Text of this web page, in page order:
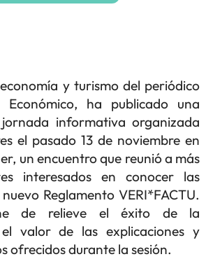
y turismo del periódico
ha publicado una
informativa organizada
el pasado 13 de noviembre en
un encuentro que reunió a más
interesados en conocer las
Reglamento VERI*FACTU.
de relieve el éxito de la
valor de las explicaciones y
ofrecidos durante la sesión.